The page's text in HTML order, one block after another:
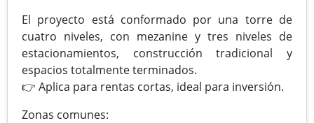
El proyecto está conformado por una torre de
cuatro niveles, con mezanine y tres niveles de
estacionamientos, construcción tradicional y
espacios totalmente terminados.
👉 Aplica para rentas cortas, ideal para inversión.
Zonas comunes: